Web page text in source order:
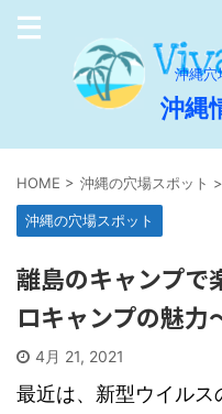
沖縄穴
沖縄
HOME > 沖縄の穴場スポット >
沖縄の穴場スポット
離島のキャンプで
ロキャンプの魅力
4月 21, 2021
最近は、新型ウイルス